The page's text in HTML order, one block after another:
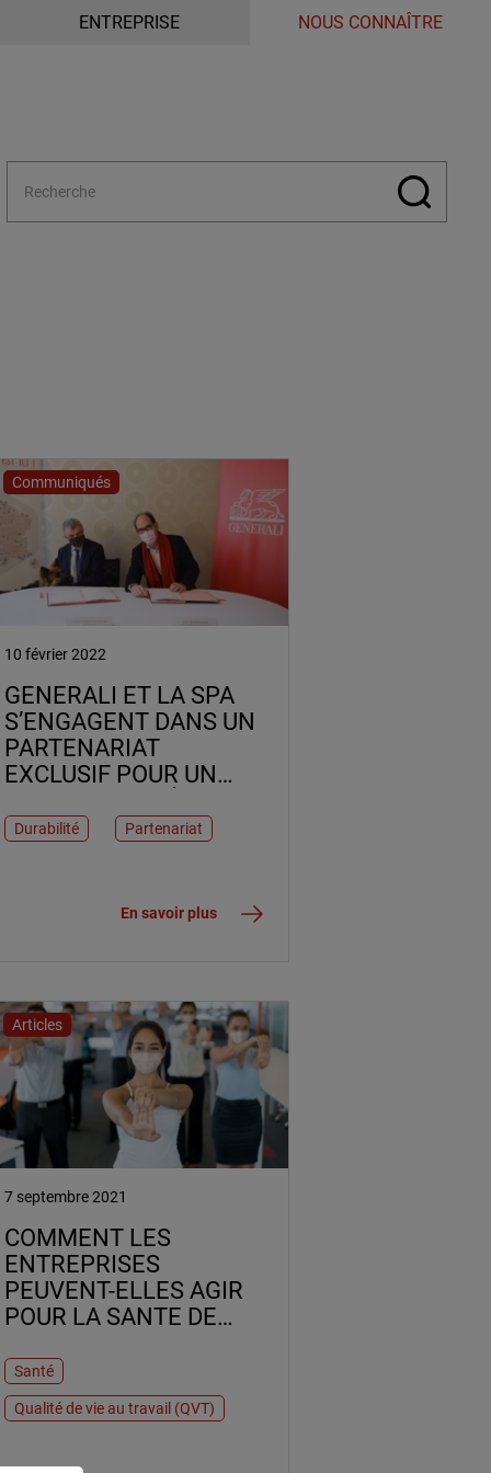
ENTREPRISE NOUS CONNAÎTRE
Communiqués
10 février 2022
GENERALI ET LA SPA
S’ENGAGENT DANS UN
PARTENARIAT
EXCLUSIF POUR UN
SOINS DE L’ANIMAL ET
Durabilité Partenariat
En savoir plus
Articles
7 septembre 2021
COMMENT LES
ENTREPRISES
PEUVENT-ELLES AGIR
POUR LA SANTE DE
Santé
Qualité de vie au travail (QVT)